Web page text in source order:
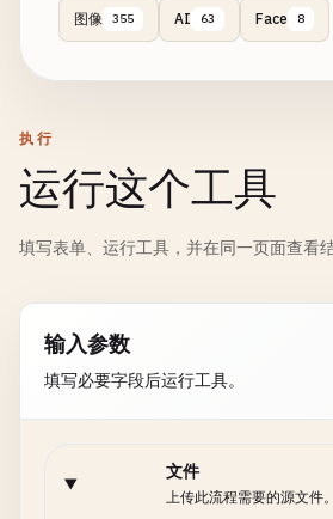
图像 355 AI 63 Face 8
执行
运行这个工具
填写表单、运行工具，并在同一页面查看结
输入参数
填写必要字段后运行工具。
文件
上传此流程需要的源文件。